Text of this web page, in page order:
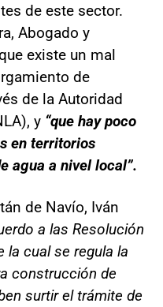
de este sector.
Abogado y
existe un mal
de
de la Autoridad
y “que hay poco
en territorios
agua a nivel local”.
de Navío, Iván
a las Resolución
la cual se regula la
construcción de
surtir el trámite de